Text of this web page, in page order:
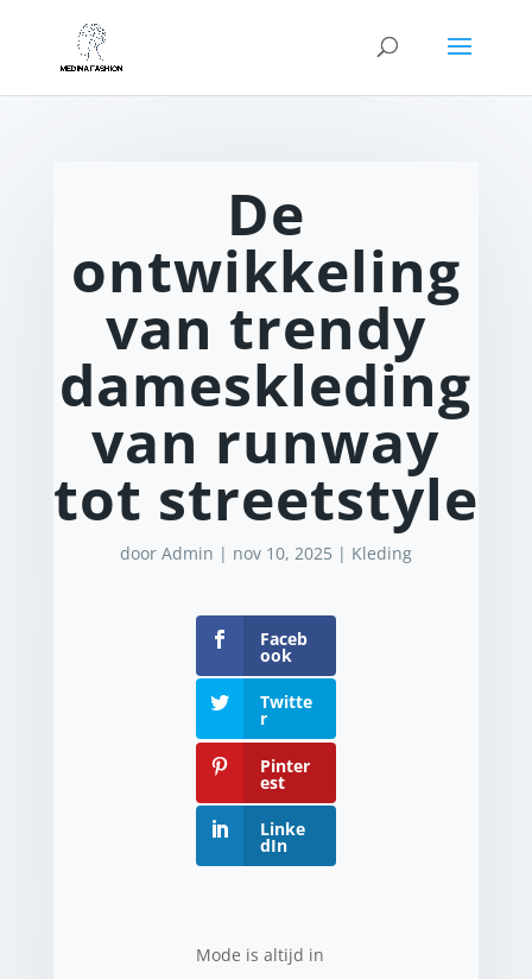
De
ontwikkeling
van trendy
dameskleding
van runway
tot streetstyle
door Admin | nov 10, 2025 | Kleding
Faceb
ook
Twitte
r
Pinter
est
Linke
dIn
Mode is altijd in